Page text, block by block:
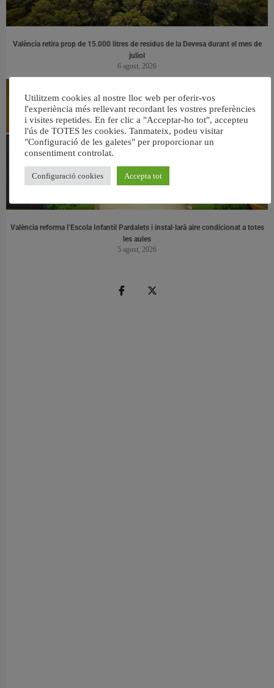
València retira prop de 15.000 litres de residus de la Devesa durant el mes de
juliol
6 agost, 2026
València reforma l’Escola Infantil Pardalets i instal·larà aire condicionat a totes
les aules
5 agost, 2026
Utilitzem cookies al nostre lloc web per oferir-vos
l'experiència més rellevant recordant les vostres preferències
i visites repetides. En fer clic a "Acceptar-ho tot", accepteu
l'ús de TOTES les cookies. Tanmateix, podeu visitar
"Configuració de les galetes" per proporcionar un
consentiment controlat.
Configuració cookies Accepta tot